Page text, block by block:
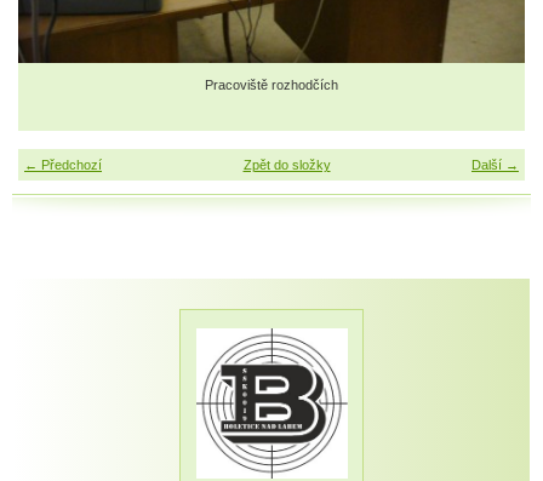
Pracoviště rozhodčích
← Předchozí Další →
Zpět do složky